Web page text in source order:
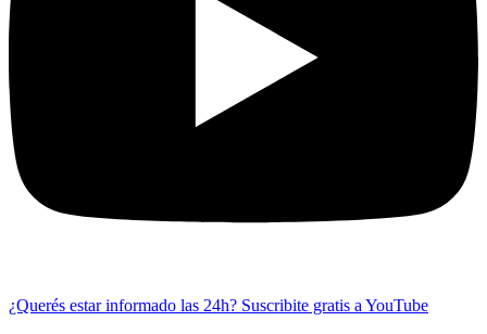
¿Querés estar informado las 24h? Suscribite gratis a YouTube